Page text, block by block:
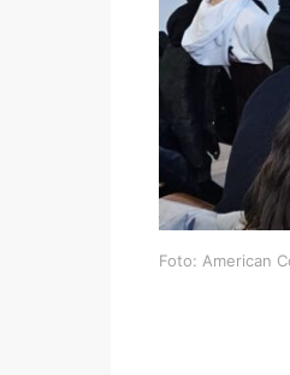
Foto: American